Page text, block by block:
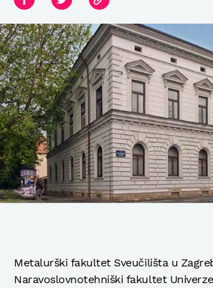
Metalurški fakultet Sveučilišta u
Naravoslovnotehniški fakultet